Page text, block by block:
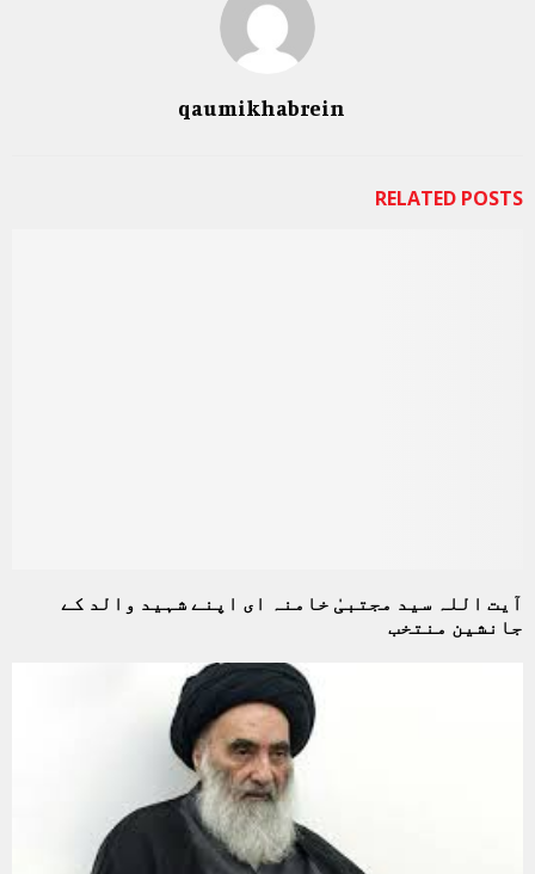
qaumikhabrein
RELATED POSTS
آیت اللہ سید مجتبیٰ خامنہ ای اپنے شہید والد کے
جانشین منتخب